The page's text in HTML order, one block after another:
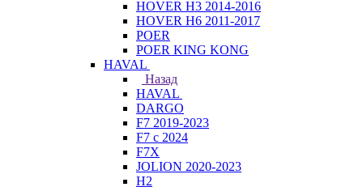
HOVER H3 2014-2016
HOVER H6 2011-2017
POER
POER KING KONG
HAVAL
Назад
HAVAL
DARGO
F7 2019-2023
F7 с 2024
F7X
JOLION 2020-2023
H2